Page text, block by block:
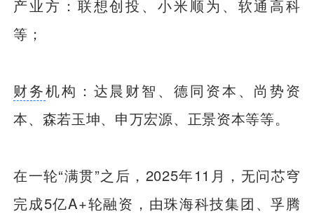
产业方：联想创投、小米顺为、软通高科
等；
财务机构：达晨财智、德同资本、尚势资
本、森若玉坤、申万宏源、正景资本等等。
在一轮“满贯”之后，2025年11月，无问芯穹
完成5亿A+轮融资，由珠海科技集团、孚腾